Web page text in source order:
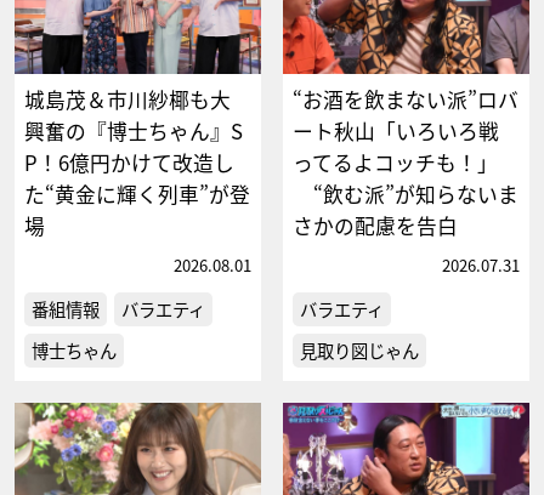
城島茂＆市川紗椰も大
興奮の『博士ちゃん』S
P！6億円かけて改造し
た“黄金に輝く列車”が登
場
2026.08.01
番組情報
バラエティ
博士ちゃん
“お酒を飲まない派”ロバ
ート秋山「いろいろ戦
ってるよコッチも！」
“飲む派”が知らないま
さかの配慮を告白
2026.07.31
バラエティ
見取り図じゃん